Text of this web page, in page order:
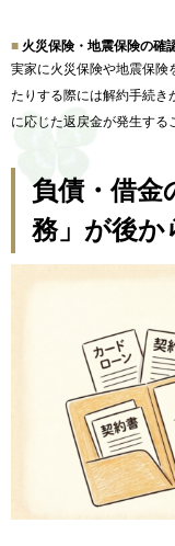
火災保険・地震保険の確
実家に火災保険や地震保険
たりする際には解約手続き
に応じた返戻金が発生する
負債・借
務」が後か